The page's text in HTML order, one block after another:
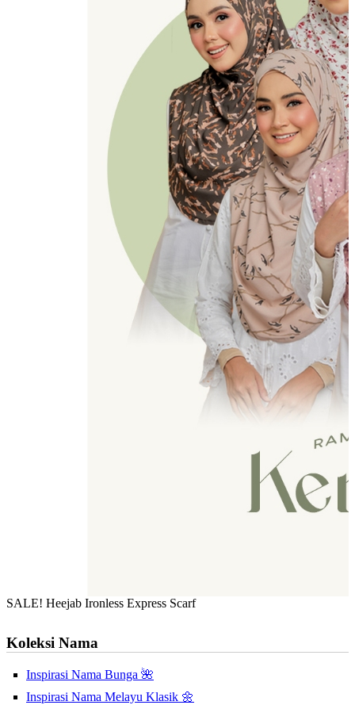
SALE! Heejab Ironless Express Scarf
Koleksi Nama
Inspirasi Nama Bunga 🌺
Inspirasi Nama Melayu Klasik 🌼